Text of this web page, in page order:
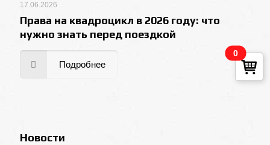
17.06.2026
Права на квадроцикл в 2026 году: что
нужно знать перед поездкой
Подробнее
Новости
0